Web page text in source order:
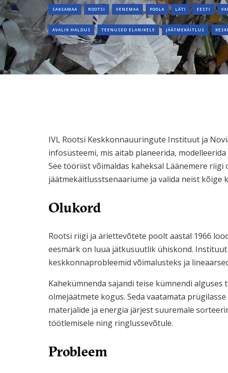
SAKSAMAA ROOTSI VENEMAA POOLA LÄTI EESTI
AVALIK HALDUS TEENUSED ELANIKELE JÄÄTMEKÄITLUS
IVL Rootsi Keskkonnauuringute Instituut ja
infosüsteemi, mis aitab planeerida,
See tööriist võimaldas kaheksal Läänemere
jäätmekäitlusstsenaariume ja valida neist kõige
Olukord
Rootsi riigi ja äriettevõtete poolt aastal 1966
eesmärk on luua jätkusuutlik ühiskond.
keskkonnaprobleemid võimalusteks ja
Kahekümnenda sajandi teise kümnendi
olmejäätmete kogus. Seda vaatamata
materjalide ja energia järjest suuremale
töötlemisele ning ringlussevõtule.
Probleem